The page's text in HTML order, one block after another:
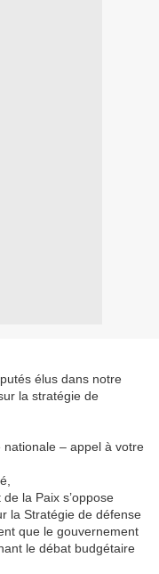
élus dans notre
la stratégie de
– appel à votre
la Paix s’oppose
la Stratégie de défense
que le gouvernement
le débat budgétaire